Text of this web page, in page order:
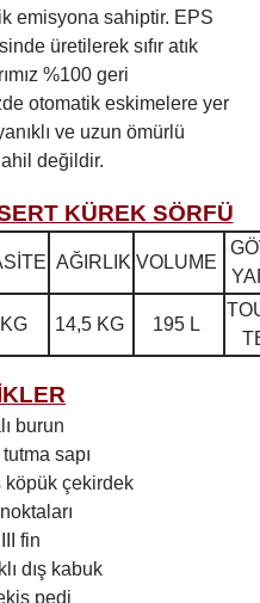
emisyona sahiptir. EPS
üretilerek sıfır atık
%100 geri
otomatik eskimelere yer
ve uzun ömürlü
değildir.
KÜREK SÖRFÜ
AĞIRLIK VOLUME
14,5 KG 195 L
burun
sapı
köpük çekirdek
fin
dış kabuk
pedi